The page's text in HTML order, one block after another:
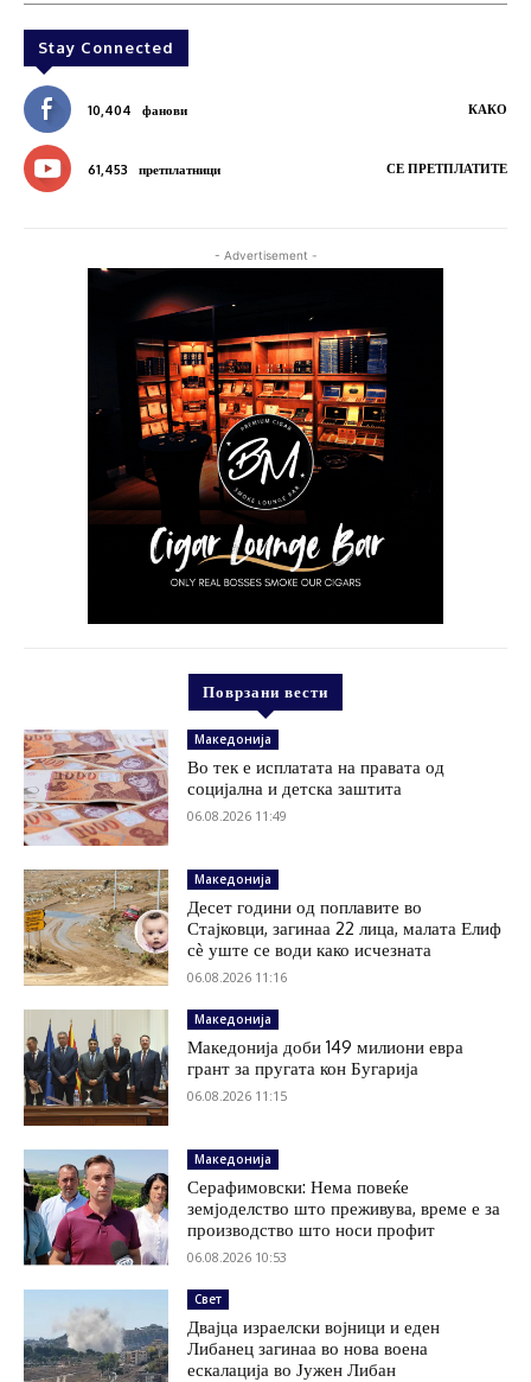
Stay Connected
10,404 фанови КАКО
61,453 претплатници СЕ ПРЕТПЛАТИТЕ
- Advertisement -
Поврзани вести
Македонија
Во тек е исплатата на правата од
социјална и детска заштита
06.08.2026 11:49
Македонија
Десет години од поплавите во
Стајковци, загинаа 22 лица, малата Елиф
сѐ уште се води како исчезната
06.08.2026 11:16
Македонија
Македонија доби 149 милиони евра
грант за пругата кон Бугарија
06.08.2026 11:15
Македонија
Серафимовски: Нема повеќе
земјоделство што преживува, време е за
производство што носи профит
06.08.2026 10:53
Свет
Двајца израелски војници и еден
Либанец загинаа во нова воена
ескалација во Јужен Либан